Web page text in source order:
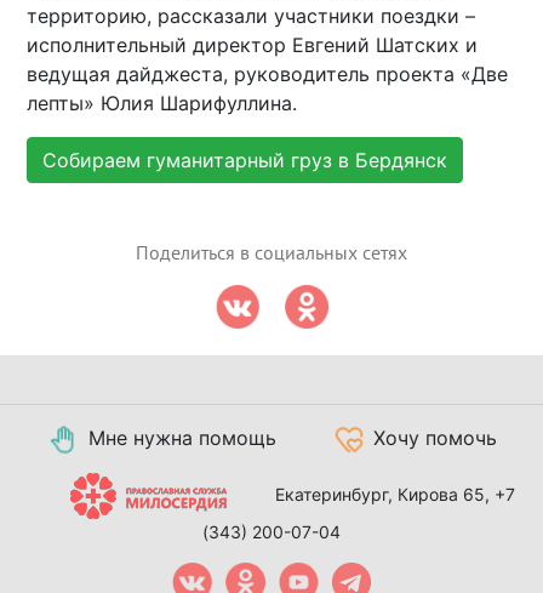
территорию, рассказали участники поездки –
исполнительный директор Евгений Шатских и
ведущая дайджеста, руководитель проекта «Две
лепты» Юлия Шарифуллина.
Собираем гуманитарный груз в Бердянск
Поделиться в социальных сетях
Мне нужна помощь Хочу помочь
Екатеринбург, Кирова 65, +7
(343) 200-07-04